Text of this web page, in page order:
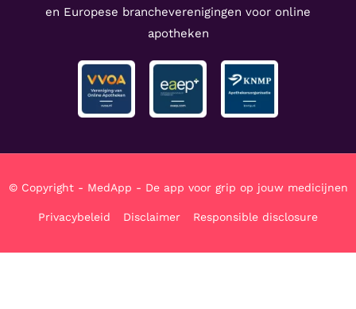
en Europese brancheverenigingen voor online
apotheken
© Copyright - MedApp - De app voor grip op jouw medicijnen
Privacybeleid Disclaimer Responsible disclosure